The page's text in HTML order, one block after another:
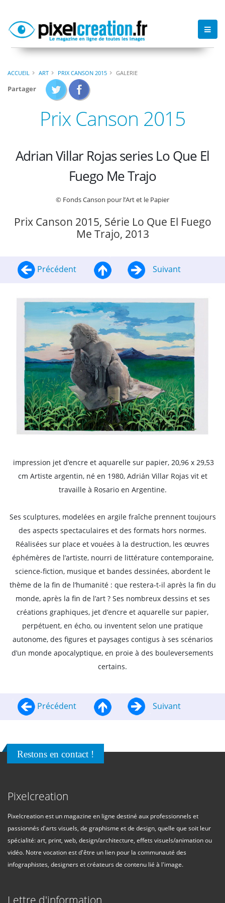
ACCUEIL ART PRIX CANSON 2015 GALERIE
Partager
Prix Canson 2015
Adrian Villar Rojas series Lo Que El
Fuego Me Trajo
© Fonds Canson pour l’Art et le Papier
Prix Canson 2015, Série Lo Que El Fuego
Me Trajo, 2013
Précédent Suivant
impression jet d’encre et aquarelle sur papier, 20,96 x 29,53
cm Artiste argentin, né en 1980, Adrián Villar Rojas vit et
travaille à Rosario en Argentine.
Ses sculptures, modelées en argile fraîche prennent toujours
des aspects spectaculaires et des formats hors normes.
Réalisées sur place et vouées à la destruction, les œuvres
éphémères de l’artiste, nourri de littérature contemporaine,
science-fiction, musique et bandes dessinées, abordent le
thème de la fin de l’humanité : que restera-t-il après la fin du
monde, après la fin de l’art ? Ses nombreux dessins et ses
créations graphiques, jet d’encre et aquarelle sur papier,
perpétuent, en écho, ou inventent selon une pratique
autonome, des figures et paysages contigus à ses scénarios
d’un monde apocalyptique, en proie à des bouleversements
certains.
Précédent Suivant
Restons en contact !
Pixelcreation
Pixelcreation est un magazine en ligne destiné aux professionnels et
passionnés d'arts visuels, de graphisme et de design, quelle que soit leur
spécialité: art, print, web, design/architecture, effets visuels/animation ou
vidéo. Notre vocation est d'être un lien pour la communauté des
infographistes, designers et créateurs de contenu lié à l'image.
Lettre d'information